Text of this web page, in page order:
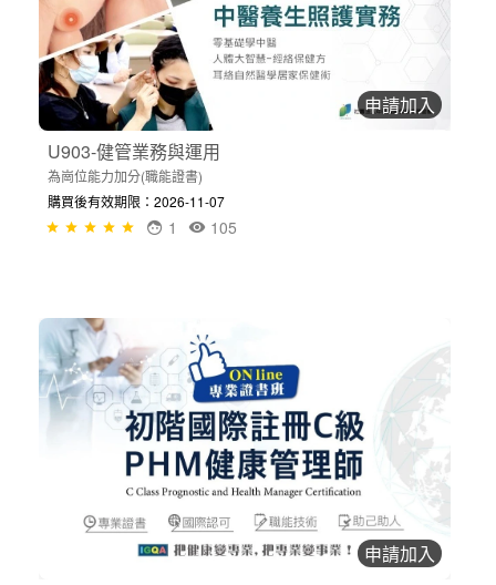
申請加入
U903-健管業務與運用
為崗位能力加分(職能證書)
購買後有效期限：2026-11-07
105
1
申請加入